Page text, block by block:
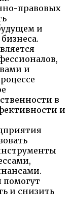
правовых
и
и
в
и
помогут
и снизить